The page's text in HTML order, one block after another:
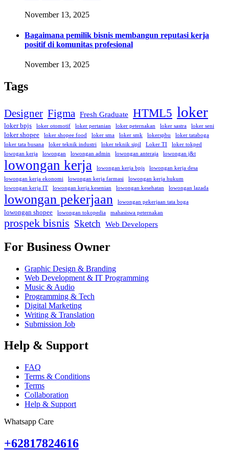
November 13, 2025
Bagaimana pemilik bisnis membangun reputasi kerja
positif di komunitas profesional
November 13, 2025
Tags
Designer Figma Fresh Graduate HTML5 loker
loker bpjs loker otomotif loker pertanian loker peternakan loker sastra loker seni
loker shopee loker shopee food loker sma loker smk lokerspbu
loker tataboga
loker tata busana
loker teknik industri loker teknik sipil Loker TI
loker tokped
lowogan kerja
lowongan lowongan admin lowongan anteraja lowongan j&t
lowongan kerja lowongan kerja bpjs
lowongan kerja desa
lowongan kerja ekonomi
lowongan kerja farmasi
lowongan kerja hukum
lowongan kerja IT
lowongan kerja kesenian lowongan kesehatan lowongan lazada
lowongan pekerjaan lowongan pekerjaan tata boga
lowongan shopee lowongan tokopedia mahasiswa peternakan
prospek bisnis Sketch Web Developers
For Business Owner
Graphic Design & Branding
Web Development & IT Programming
Music & Audio
Programming & Tech
Digital Marketing
Writing & Translation
Submission Job
Help & Support
FAQ
Terms & Conditions
Terms
Collaboration
Help & Support
Whatsapp Care
+62817824616